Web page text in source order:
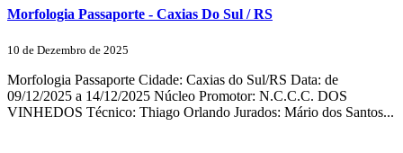
Morfologia Passaporte - Caxias Do Sul / RS
10 de Dezembro de 2025
Morfologia Passaporte Cidade: Caxias do Sul/RS Data: de
09/12/2025 a 14/12/2025 Núcleo Promotor: N.C.C.C. DOS
VINHEDOS Técnico: Thiago Orlando Jurados: Mário dos Santos...